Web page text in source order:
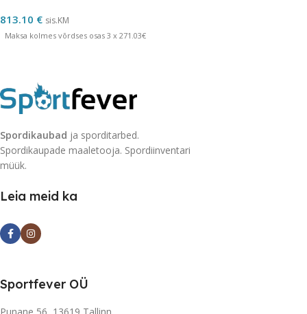
813.10 € sis.KM
Maksa kolmes võrdses osas 3 x 271.03€
Spordikaubad ja sporditarbed.
Spordikaupade maaletooja. Spordiinventari
müük.
Leia meid ka
Sportfever OÜ